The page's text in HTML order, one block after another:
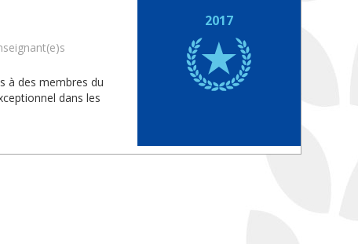
à des membres du
dans les
2017